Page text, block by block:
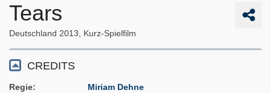
Tears
Deutschland 2013 Kurz-Spielfilm
CREDITS
Regie
Miriam Dehne